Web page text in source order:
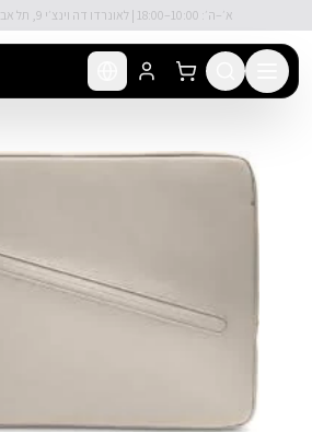
דלג לתוכן הראשי 🚚 משלוח מהיר חינם מעל ₪300